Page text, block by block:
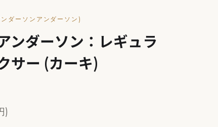
ダーソンアンダーソン)
ンダーソン：レギュラ
サー (カーキ)
)